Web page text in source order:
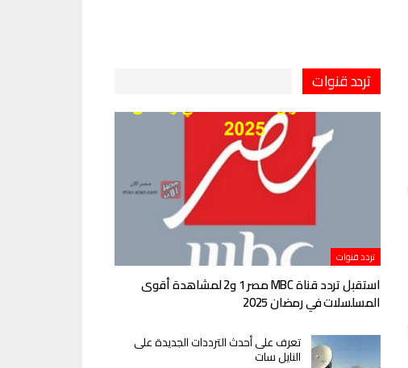
تردد قنوات
تردد قنوات
استقبل تردد قناة MBC مصر 1 و2 لمشاهدة أقوى
المسلسلات في رمضان 2025
تعرف على أحدث الترددات الجديدة على
النايل سات